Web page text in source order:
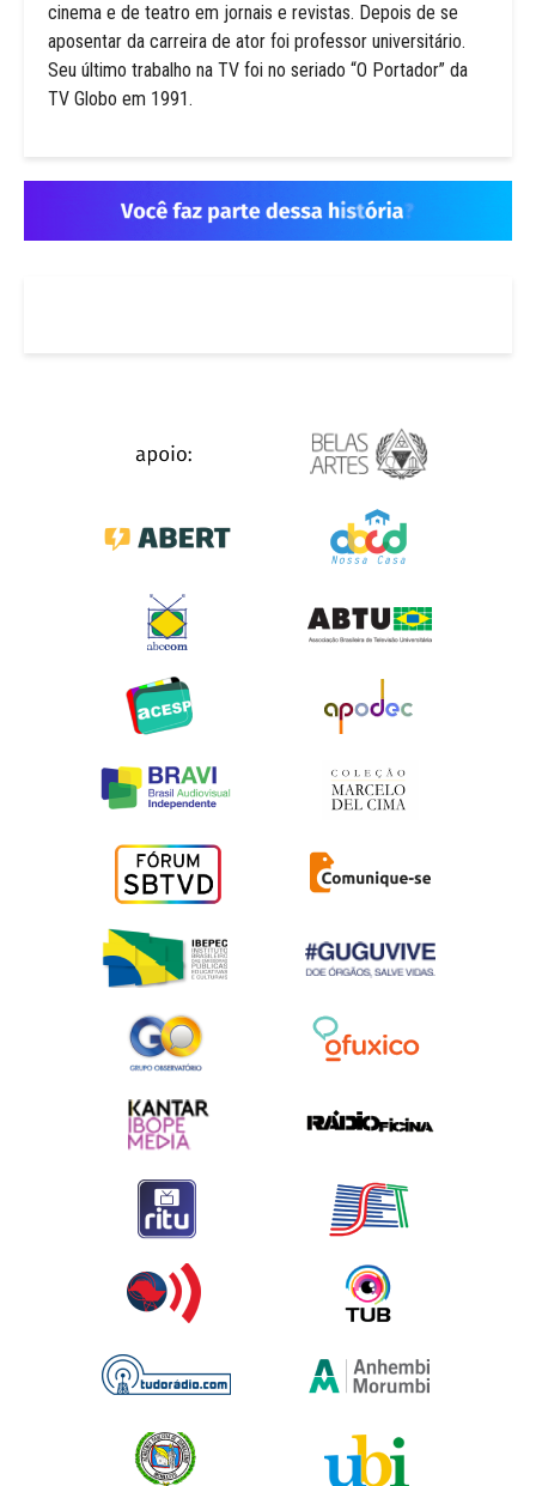
cinema e de teatro em jornais e revistas. Depois de se
aposentar da carreira de ator foi professor universitário.
Seu último trabalho na TV foi no seriado “O Portador” da
TV Globo em 1991.